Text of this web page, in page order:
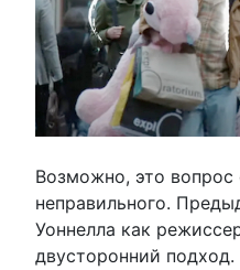
Возможно, это
неправильного.
Уоннелла как
двусторонний